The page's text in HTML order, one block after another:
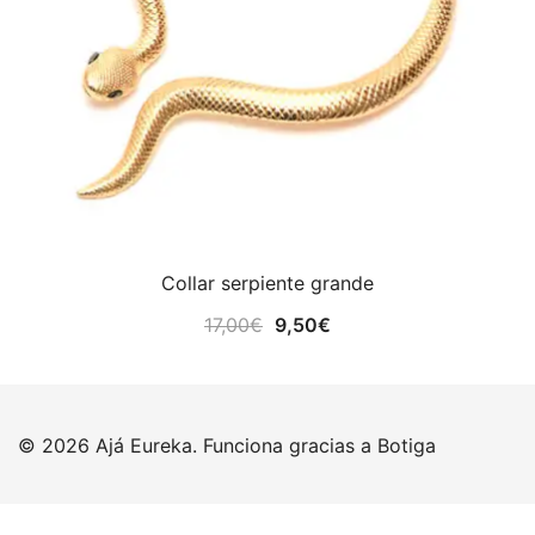
Collar serpiente grande
17,00€ El
17,00€.
9,50€
9,50€.
© 2026 Ajá Eureka. Funciona gracias a Botiga